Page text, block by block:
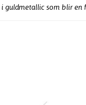
guldmetallic som blir